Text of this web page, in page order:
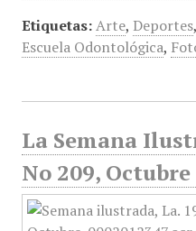
Etiquetas: Arte, Deportes,
Escuela Odontológica,
La Semana
No 209, Octubre